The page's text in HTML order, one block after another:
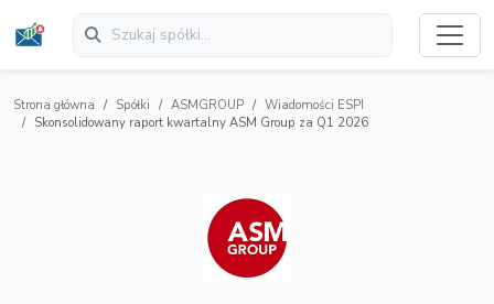
Strona główna Spółki ASMGROUP
Wiadomości ESPI
Skonsolidowany raport kwartalny ASM Group za Q1 2026